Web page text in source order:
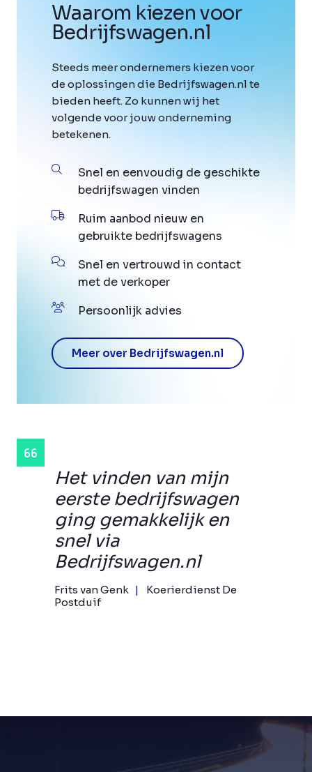
Het vinden van mijn
eerste bedrijfswagen
ging gemakkelijk en
snel via
Bedrijfswagen.nl
Frits van Genk
Koerierdienst De
Postduif
Waarom kiezen voor
Bedrijfswagen.nl
Steeds meer ondernemers kiezen voor
de oplossingen die Bedrijfswagen.nl te
bieden heeft. Zo kunnen wij het
volgende voor jouw onderneming
betekenen.
Snel en eenvoudig de geschikte
bedrijfswagen vinden
Ruim aanbod nieuw en
gebruikte bedrijfswagens
Snel en vertrouwd in contact
met de verkoper
Persoonlijk advies
Meer over Bedrijfswagen.nl